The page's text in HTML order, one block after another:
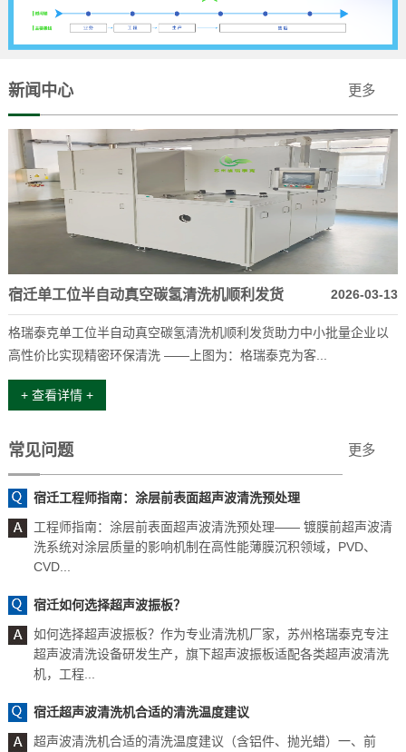
新闻中心 更多
宿迁单工位半自动真空碳氢清洗机顺利发货 2026-03-13
格瑞泰克单工位半自动真空碳氢清洗机顺利发货助力中小批量企业以
高性价比实现精密环保清洗 ——上图为：格瑞泰克为客...
+ 查看详情 +
常见问题 更多
宿迁工程师指南：涂层前表面超声波清洗预处理
工程师指南：涂层前表面超声波清洗预处理—— 镀膜前超声波清
洗系统对涂层质量的影响机制在高性能薄膜沉积领域，PVD、
CVD...
宿迁如何选择超声波振板？
如何选择超声波振板？作为专业清洗机厂家，苏州格瑞泰克专注
超声波清洗设备研发生产，旗下超声波振板适配各类超声波清洗
机，工程...
宿迁超声波清洗机合适的清洗温度建议
超声波清洗机合适的清洗温度建议（含铝件、抛光蜡）一、前